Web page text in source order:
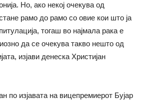
Но, ако некој очекува од
рамо до рамо со овие кои што ја
тогаш во најмала рака е
да се очекува такво нешто од
изјави денеска Христијан
по изјавата на вицепремиерот Бујар